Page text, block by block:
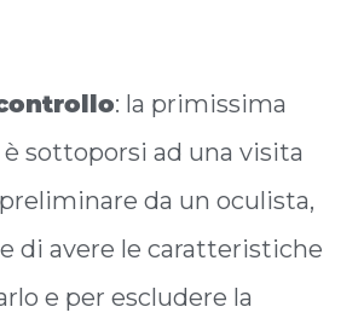
: la primissima
è sottoporsi ad una visita
da un oculista,
di avere le caratteristiche
e per escludere la